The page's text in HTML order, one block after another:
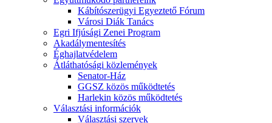
Kábítószerügyi Egyeztető Fórum
Városi Diák Tanács
Egri Ifjúsági Zenei Program
Akadálymentesítés
Éghajlatvédelem
Átláthatósági közlemények
Senator-Ház
GGSZ közös működtetés
Harlekin közös működtetés
Választási információk
Választási szervek